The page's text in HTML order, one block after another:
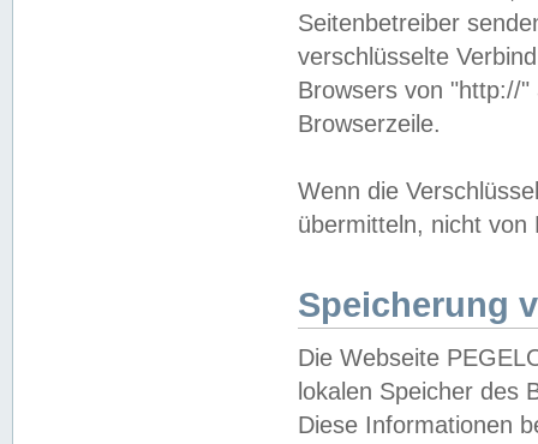
Seitenbetreiber
verschlüsselte
Browsers von "http://
Browserzeile.
Wenn die
übermitteln, nicht von
Speicherung
Die Webseite
lokalen Speicher des
Diese Informationen